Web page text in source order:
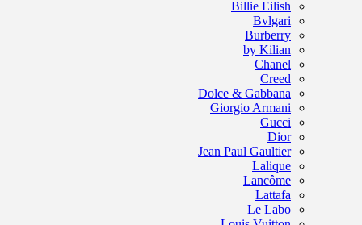
Billie Eilish
Bvlgari
Burberry
by Kilian
Chanel
Creed
Dolce & Gabbana
Giorgio Armani
Gucci
Dior
Jean Paul Gaultier
Lalique
Lancôme
Lattafa
Le Labo